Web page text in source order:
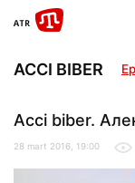
ACCI BIBER
Acci biber.
28 mart 2016, 19:00